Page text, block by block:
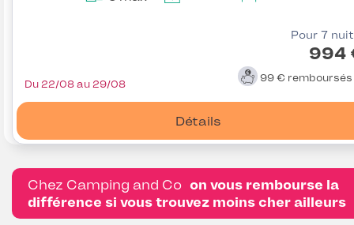
Pour 7
994
99 € remboursés
Détails
Du 22/08 au 29/08
Chez Camping and Co on vous rembourse la
différence si vous trouvez moins cher ailleurs